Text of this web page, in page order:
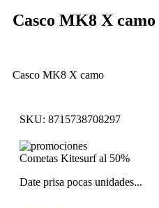
Casco MK8 X camo
Casco MK8 X camo
SKU: 8715738708297
Cometas Kitesurf al 50%
Date prisa pocas unidades...